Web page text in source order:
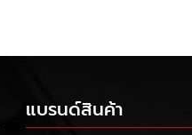
แบรนด์สินค้า